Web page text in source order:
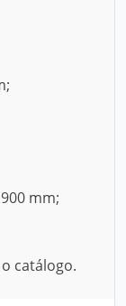
mm;
catálogo.